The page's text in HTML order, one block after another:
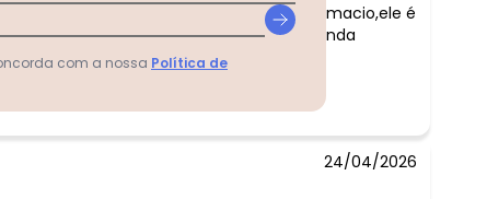
Tecido muito leve e macio,ele é
bem fresco,a cor e linda
24/04/2026
com a nossa Política de